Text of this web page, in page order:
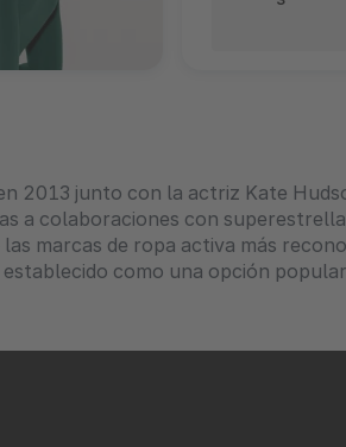
2013 junto con la actriz Kate
a colaboraciones con
marcas de ropa activa más
como una opción